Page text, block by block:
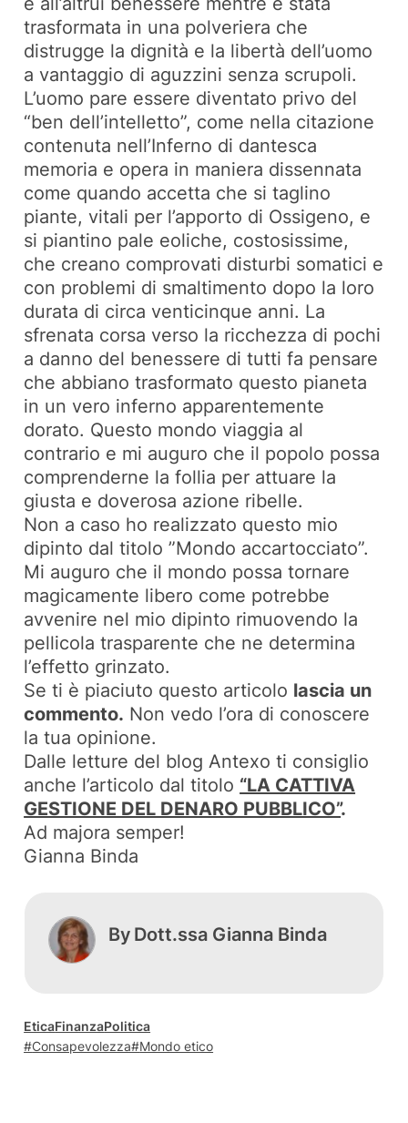
trasformata in una polveriera che
distrugge la dignità e la libertà dell’uomo
a vantaggio di aguzzini senza scrupoli.
L’uomo pare essere diventato privo del
“ben dell’intelletto”, come nella citazione
contenuta nell’Inferno di dantesca
memoria e opera in maniera dissennata
come quando accetta che si taglino
piante, vitali per l’apporto di Ossigeno, e
si piantino pale eoliche, costosissime,
che creano comprovati disturbi somatici e
con problemi di smaltimento dopo la loro
durata di circa venticinque anni. La
sfrenata corsa verso la ricchezza di pochi
a danno del benessere di tutti fa pensare
che abbiano trasformato questo pianeta
in un vero inferno apparentemente
dorato. Questo mondo viaggia al
contrario e mi auguro che il popolo possa
comprenderne la follia per attuare la
giusta e doverosa azione ribelle.
Non a caso ho realizzato questo mio
dipinto dal titolo ”Mondo accartocciato”.
Mi auguro che il mondo possa tornare
magicamente libero come potrebbe
avvenire nel mio dipinto rimuovendo la
pellicola trasparente che ne determina
l’effetto grinzato.
Se ti è piaciuto questo articolo lascia un
commento. Non vedo l’ora di conoscere
la tua opinione.
Dalle letture del blog Antexo ti consiglio
anche l’articolo dal titolo “LA CATTIVA
GESTIONE DEL DENARO PUBBLICO”.
Ad majora semper!
Gianna Binda
By Dott.ssa Gianna Binda
EticaFinanzaPolitica
Consapevolezza Mondo etico